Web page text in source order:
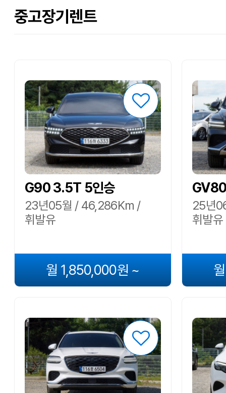
중고장기렌트
G90 3.5T 5인승
23년05월 / 46,286Km /
휘발유
월 1,850,000원 ~
25년
휘발유